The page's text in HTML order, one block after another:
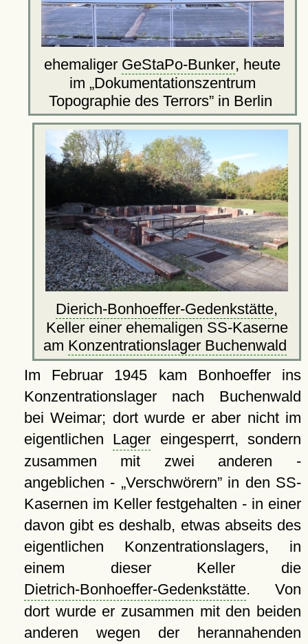
ehemaliger GeStaPo-Bunker, heute
im Dokumentationszentrum
Topographie des Terrors in Berlin
Dierich-Bonhoeffer-Gedenkstätte,
Keller einer ehemaligen SS-Kaserne
am Konzentrationslager Buchenwald
Im Februar 1945 kam Bonhoeffer ins
Konzentrationslager nach Buchenwald
bei Weimar; dort wurde er aber nicht im
eigentlichen Lager eingesperrt, sondern
zusammen mit zwei anderen -
angeblichen -
Verschwörern in den SS-
Kasernen im Keller festgehalten - in einer
davon gibt es deshalb, etwas abseits des
eigentlichen Konzentrationslagers, in
einem dieser Keller die
Dietrich-Bonhoeffer-Gedenkstätte. Von
dort wurde er zusammen mit den beiden
anderen wegen der herannahenden